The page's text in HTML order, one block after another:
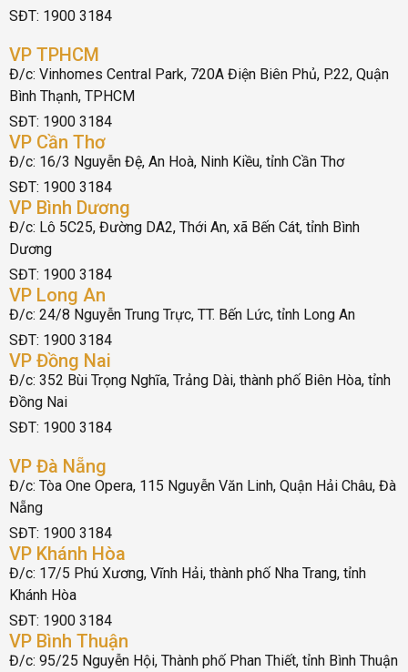
SĐT: 1900 3184
VP TPHCM
Đ/c: Vinhomes Central Park, 720A Điện Biên Phủ, P.22, Quận
Bình Thạnh, TPHCM
SĐT: 1900 3184
VP Cần Thơ
Đ/c: 16/3 Nguyễn Đệ, An Hoà, Ninh Kiều, tỉnh Cần Thơ
SĐT: 1900 3184
VP Bình Dương
Đ/c: Lô 5C25, Đường DA2, Thới An, xã Bến Cát, tỉnh Bình
Dương
SĐT: 1900 3184
VP Long An
Đ/c: 24/8 Nguyễn Trung Trực, TT. Bến Lức, tỉnh Long An
SĐT: 1900 3184
VP Đồng Nai
Đ/c: 352 Bùi Trọng Nghĩa, Trảng Dài, thành phố Biên Hòa, tỉnh
Đồng Nai
SĐT: 1900 3184
VP Đà Nẵng
Đ/c: Tòa One Opera, 115 Nguyễn Văn Linh, Quận Hải Châu, Đà
Nẵng
SĐT: 1900 3184
VP Khánh Hòa
Đ/c: 17/5 Phú Xương, Vĩnh Hải, thành phố Nha Trang, tỉnh
Khánh Hòa
SĐT: 1900 3184
VP Bình Thuận
Đ/c: 95/25 Nguyễn Hội, Thành phố Phan Thiết, tỉnh Bình Thuận